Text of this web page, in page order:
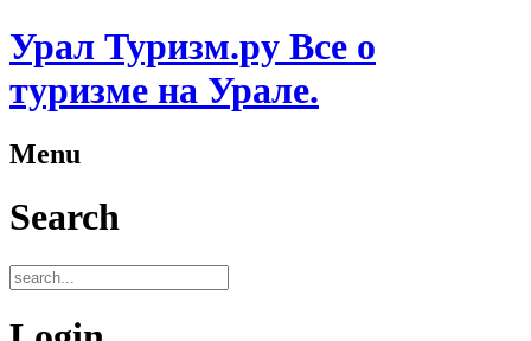
Урал Туризм.ру Все о
туризме на Урале.
Menu
Search